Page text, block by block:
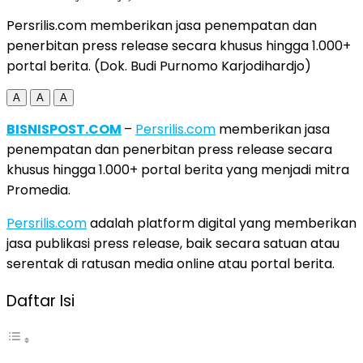
Persrilis.com memberikan jasa penempatan dan
penerbitan press release secara khusus hingga 1.000+
portal berita. (Dok. Budi Purnomo Karjodihardjo)
A A A
BISNISPOST.COM – Persrilis.com memberikan jasa
penempatan dan penerbitan press release secara
khusus hingga 1.000+ portal berita yang menjadi mitra
Promedia.
Persrilis.comadalah platform digital yang memberikan
jasa publikasi press release, baik secara satuan atau
serentak di ratusan media online atau portal berita.
Daftar Isi